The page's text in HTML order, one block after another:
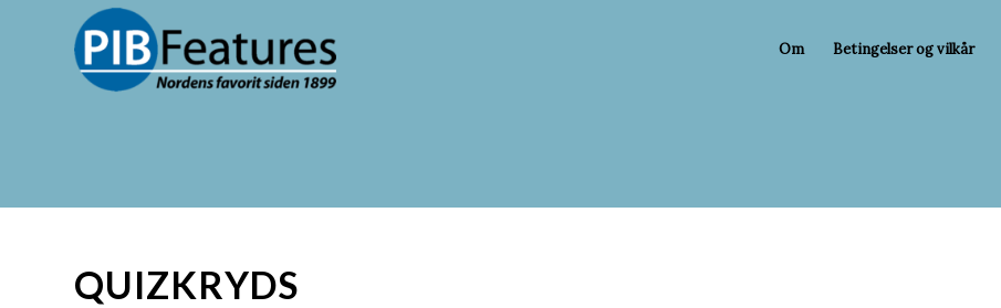
Om Betingelser og vilkår
QUIZKRYDS